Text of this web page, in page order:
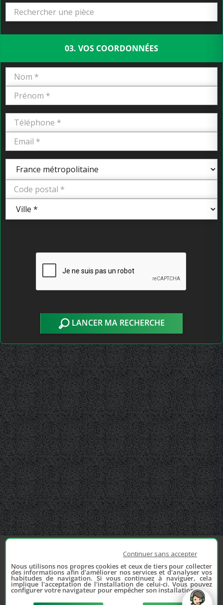
03. VOS COORDONNÉES
LANCER MA RECHERCHE
Continuer sans accepter
Nous utilisons nos propres cookies et ceux de tiers pour collecter
des informations afin d'améliorer nos services et d'analyser vos
habitudes de navigation. Si vous continuez à naviguer, cela
implique l'acceptation de l'installation de celui-ci. Vous pouvez
configurer votre navigateur pour empêcher son installation.